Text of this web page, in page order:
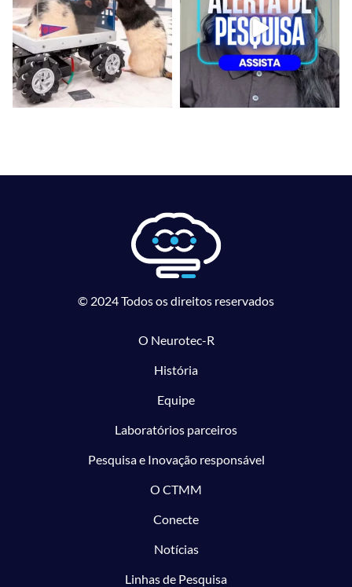
© 2024 Todos os direitos reservados
O Neurotec-R
História
Equipe
Laboratórios parceiros
Pesquisa e Inovação responsável
O CTMM
Conecte
Notícias
Linhas de Pesquisa